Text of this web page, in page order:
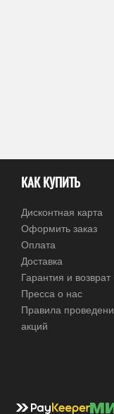
КАК КУПИТЬ
Дисконтная карта
Оформить заказ
Оплата
Доставка
Гарантия и возврат
Пресса о нас
Правила
акций